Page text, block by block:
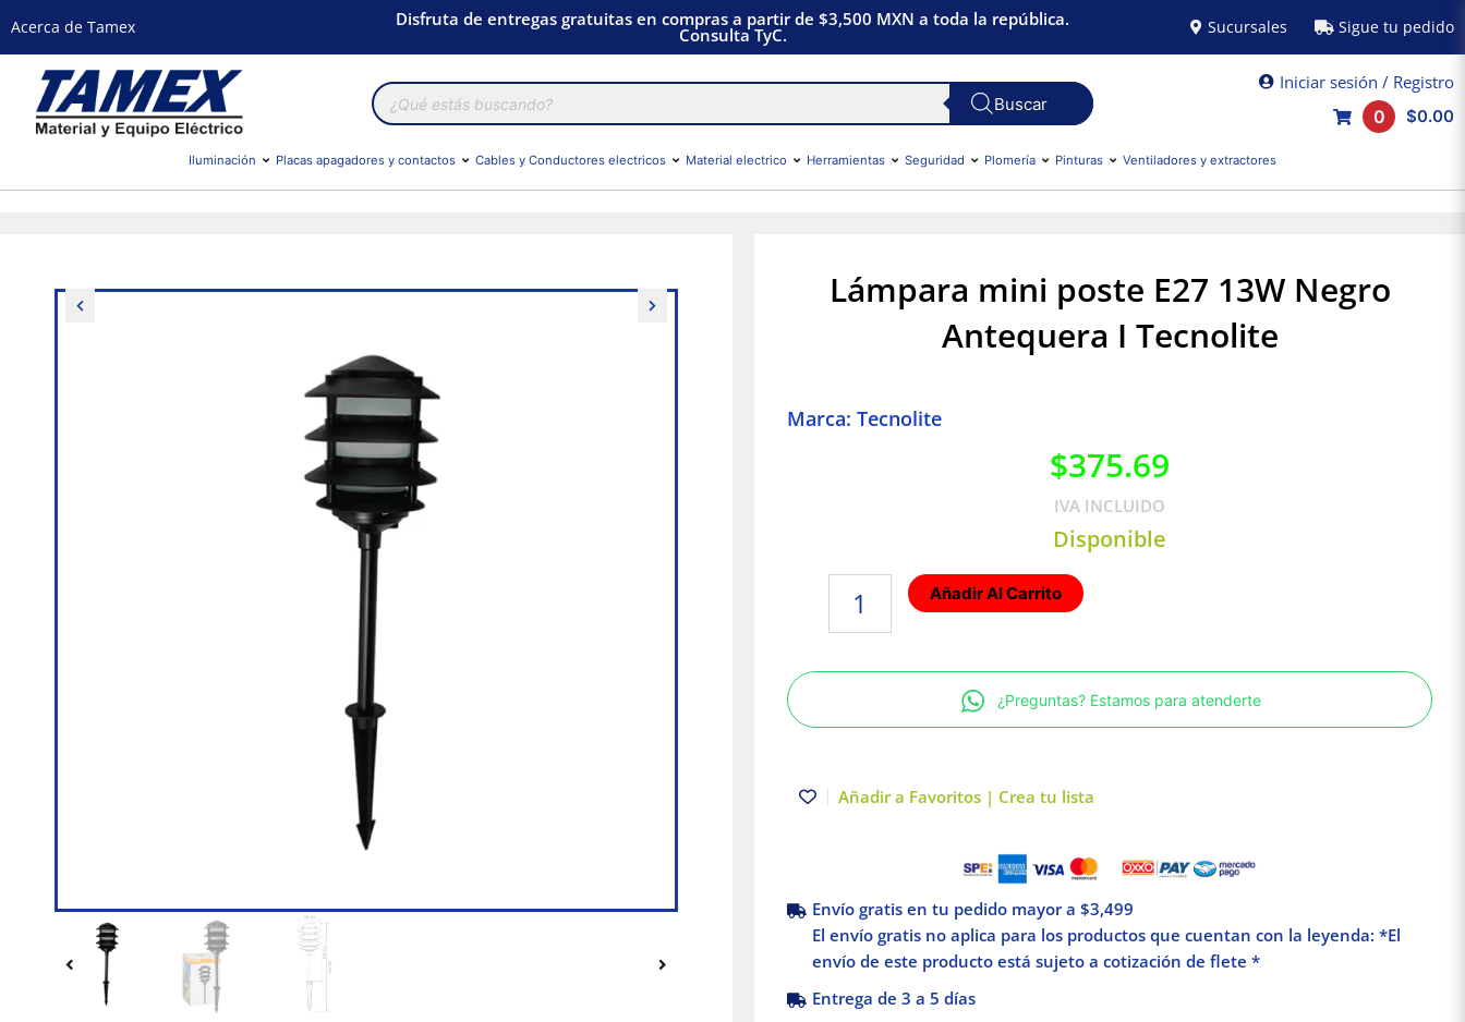
Acerca de Tamex Disfruta de entregas gratuitas en compras a partir de $3,500 MXN a toda la república.
Consulta TyC. Sucursales Sigue tu pedido
Búsqueda
de
productos
Iniciar sesión / Registro
0
$0.00
Iluminación Placas apagadores y contactos Cables y Conductores electricos Material electrico Herramientas Seguridad Plomería Pinturas Ventiladores y extractores
Lámpara mini poste E27 13W Negro
Antequera I Tecnolite
Marca: Tecnolite
$375.69
IVA INCLUIDO
Disponible
poste
13W
Negro
Tecnolite
Añadir Al Carrito
¿Preguntas? Estamos para atenderte
Añadir a Favoritos | Crea tu lista
Envío gratis en tu pedido mayor a $3,499
El envío gratis no aplica para los productos que cuentan con la leyenda: *El
envío de este producto está sujeto a cotización de flete *
Entrega de 3 a 5 días